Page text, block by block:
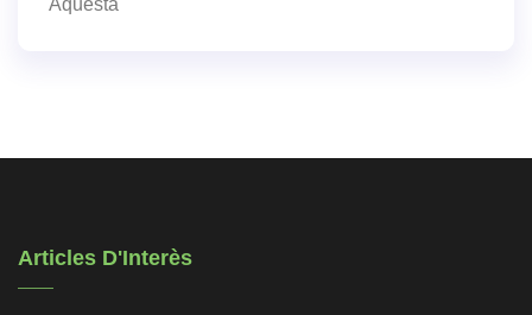
Articles D'Interès